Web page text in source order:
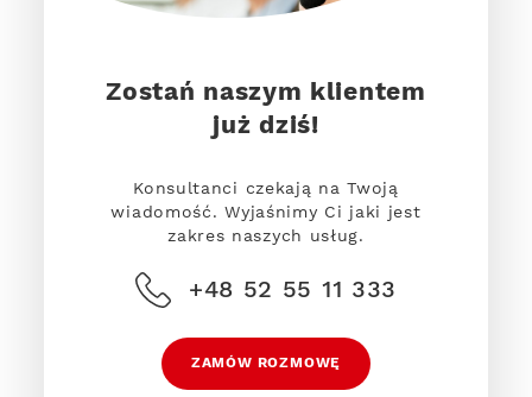
Zostań naszym klientem
już dziś!
Konsultanci czekają na Twoją
wiadomość. Wyjaśnimy Ci jaki jest
zakres naszych usług.
+48 52 55 11 333
ZAMÓW ROZMOWĘ